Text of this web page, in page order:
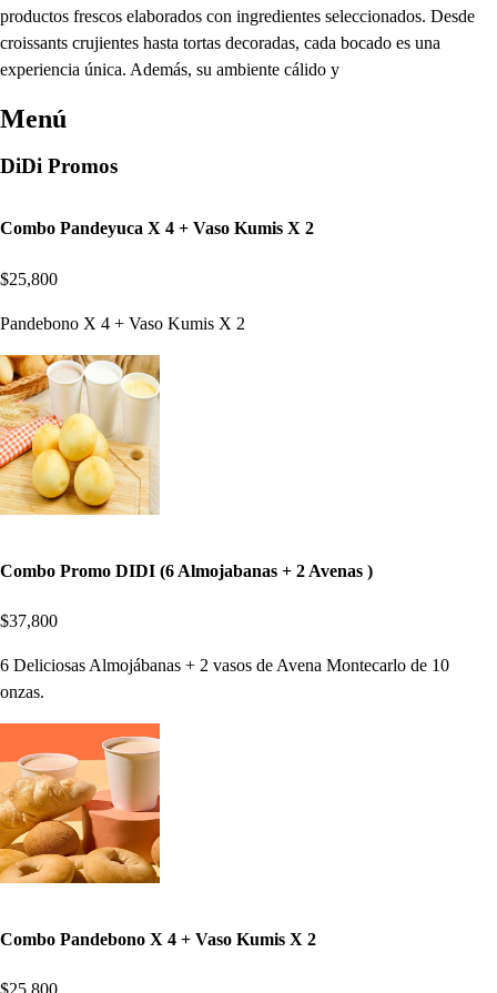
productos frescos elaborados con ingredientes seleccionados. Desde
croissants crujientes hasta tortas decoradas, cada bocado es una
experiencia única. Además, su ambiente cálido y
Menú
DiDi Promos
Combo Pandeyuca X 4 + Vaso Kumis X 2
$25,800
Pandebono X 4 + Vaso Kumis X 2
Combo Promo DIDI (6 Almojabanas + 2 Avenas )
$37,800
6 Deliciosas Almojábanas + 2 vasos de Avena Montecarlo de 10
onzas.
Combo Pandebono X 4 + Vaso Kumis X 2